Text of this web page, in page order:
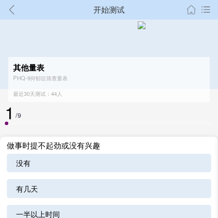
开始测试
其他量表
PHQ-9抑郁症筛查量表
最近30天测试：44人
1 /9
做事时提不起劲或没有兴趣
没有
有几天
一半以上时间